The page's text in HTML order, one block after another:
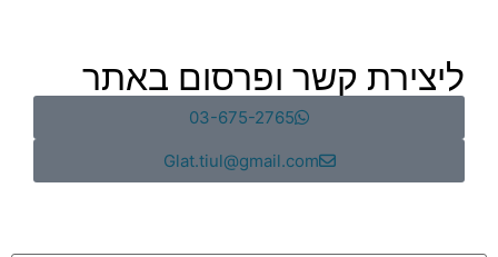
ליצירת קשר ופרסום באתר
03-675-2765
Glat.tiul@gmail.com